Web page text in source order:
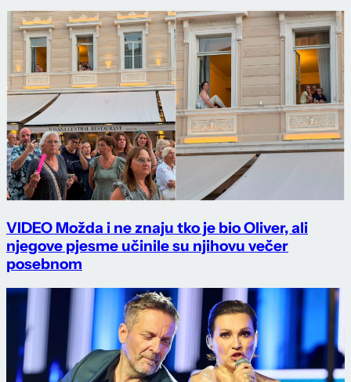
VIDEO Možda i ne znaju tko je bio Oliver, ali
njegove pjesme učinile su njihovu večer
posebnom